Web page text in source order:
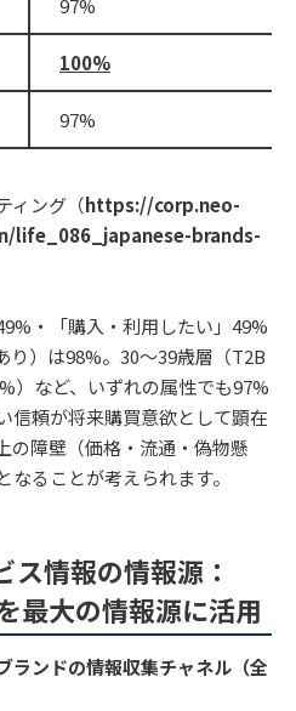
97%
100%
97%
ィング（https://corp.neo-
brands-
・「購入・利用したい」49%
り）は98%。30〜39歳層（T2B
）など、いずれの属性でも97%
信頼が将来購買意欲として顕在
の障壁（価格・流通・偽物懸
ることが考えられます。
情報の情報源：
最大の情報源に活用
ランドの情報収集チャネル（全